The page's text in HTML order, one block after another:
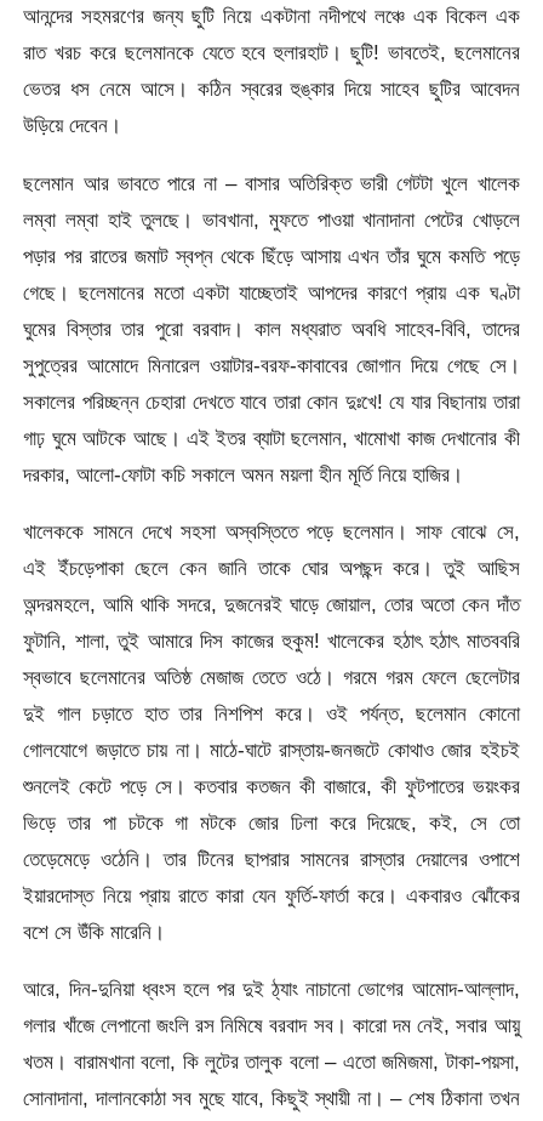
আনন্দের সহমরণের জন্য ছুটি নিয়ে একটানা নদীপথে লঞ্চে এক বিকেল এক
রাত খরচ করে ছলেমানকে যেতে হবে হুলারহাট। ছুটি! ভাবতেই, ছলেমানের
ভেতর ধস নেমে আসে। কঠিন স্বরের হুঙ্কার দিয়ে সাহেব ছুটির আবেদন
উড়িয়ে দেবেন।
ছলেমান আর ভাবতে পারে না – বাসার অতিরিক্ত ভারী গেটটা খুলে খালেক
লম্বা লম্বা হাই তুলছে। ভাবখানা, মুফতে পাওয়া খানাদানা পেটের খোড়লে
পড়ার পর রাতের জমাট স্বপ্ন থেকে ছিঁড়ে আসায় এখন তাঁর ঘুমে কমতি পড়ে
গেছে। ছলেমানের মতো একটা যাচ্ছেতাই আপদের কারণে প্রায় এক ঘণ্টা
ঘুমের বিস্তার তার পুরো বরবাদ। কাল মধ্যরাত অবধি সাহেব-বিবি, তাদের
সুপুত্রের আমোদে মিনারেল ওয়াটার-বরফ-কাবাবের জোগান দিয়ে গেছে সে।
সকালের পরিচ্ছন্ন চেহারা দেখতে যাবে তারা কোন দুঃখে! যে যার বিছানায় তারা
গাঢ় ঘুমে আটকে আছে। এই ইতর ব্যাটা ছলেমান, খামোখা কাজ দেখানোর কী
দরকার, আলো-ফোটা কচি সকালে অমন ময়লা হীন মূর্তি নিয়ে হাজির।
খালেককে সামনে দেখে সহসা অস্বস্তিতে পড়ে ছলেমান। সাফ বোঝে সে,
এই ইঁচড়েপাকা ছেলে কেন জানি তাকে ঘোর অপছন্দ করে। তুই আছিস
অন্দরমহলে, আমি থাকি সদরে, দুজনেরই ঘাড়ে জোয়াল, তোর অতো কেন দাঁত
ফুটানি, শালা, তুই আমারে দিস কাজের হুকুম! খালেকের হঠাৎ হঠাৎ মাতববরি
স্বভাবে ছলেমানের অতিষ্ঠ মেজাজ তেতে ওঠে। গরমে গরম ফেলে ছেলেটার
দুই গাল চড়াতে হাত তার নিশপিশ করে। ওই পর্যন্ত, ছলেমান কোনো
গোলযোগে জড়াতে চায় না। মাঠে-ঘাটে রাস্তায়-জনজটে কোথাও জোর হইচই
শুনলেই কেটে পড়ে সে। কতবার কতজন কী বাজারে, কী ফুটপাতের ভয়ংকর
ভিড়ে তার পা চটকে গা মটকে জোর ঢিলা করে দিয়েছে, কই, সে তো
তেড়েমেড়ে ওঠেনি। তার টিনের ছাপরার সামনের রাস্তার দেয়ালের ওপাশে
ইয়ারদোস্ত নিয়ে প্রায় রাতে কারা যেন ফুর্তি-ফার্তা করে। একবারও ঝোঁকের
বশে সে উঁকি মারেনি।
আরে, দিন-দুনিয়া ধ্বংস হলে পর দুই ঠ্যাং নাচানো ভোগের আমোদ-আল্লাদ,
গলার খাঁজে লেপানো জংলি রস নিমিষে বরবাদ সব। কারো দম নেই, সবার আয়ু
খতম। বারামখানা বলো, কি লুটের তালুক বলো – এতো জমিজমা, টাকা-পয়সা,
সোনাদানা, দালানকোঠা সব মুছে যাবে, কিছুই স্থায়ী না। – শেষ ঠিকানা তখন